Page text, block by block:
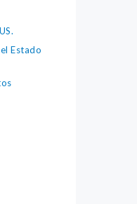
Estado